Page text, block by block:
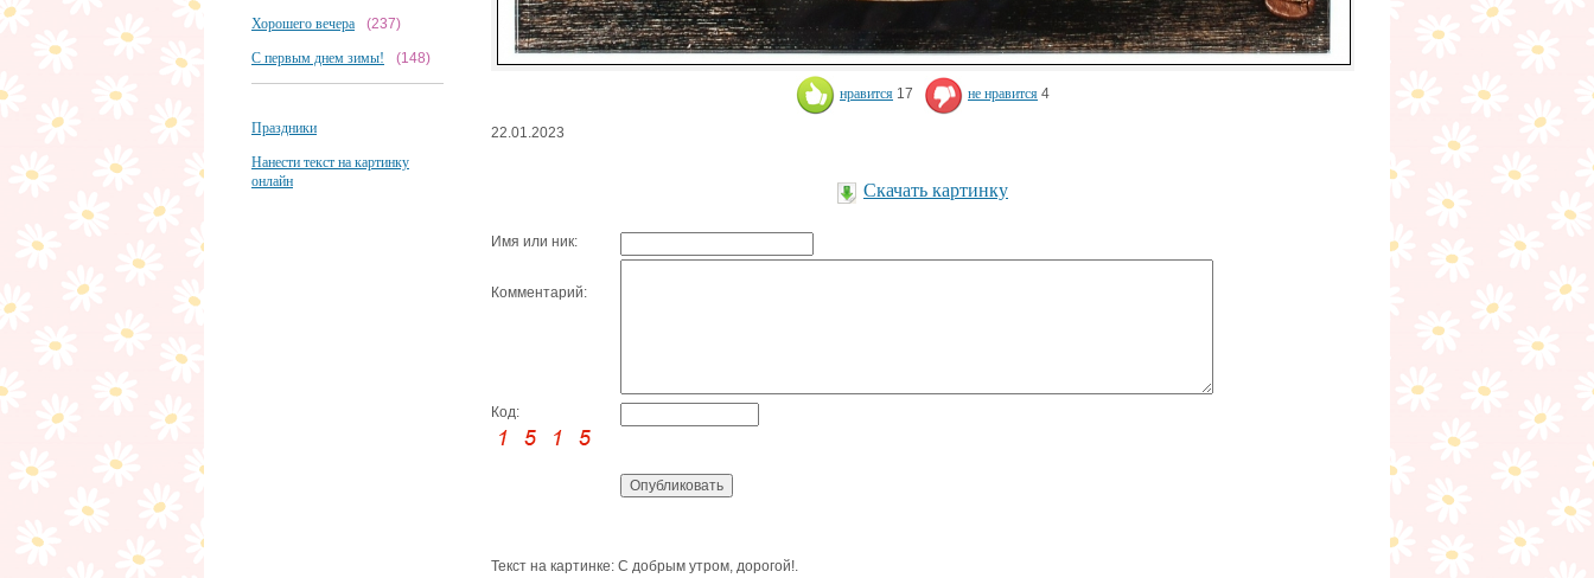
Хорошего вечера (237)
С первым днем зимы! (148)
Праздники
Нанести текст на картинку
онлайн
нравится 17 не нравится 4
22.01.2023
Скачать картинку
Имя или ник:
Комментарий:
Код:
Текст на картинке: С добрым утром, дорогой!.